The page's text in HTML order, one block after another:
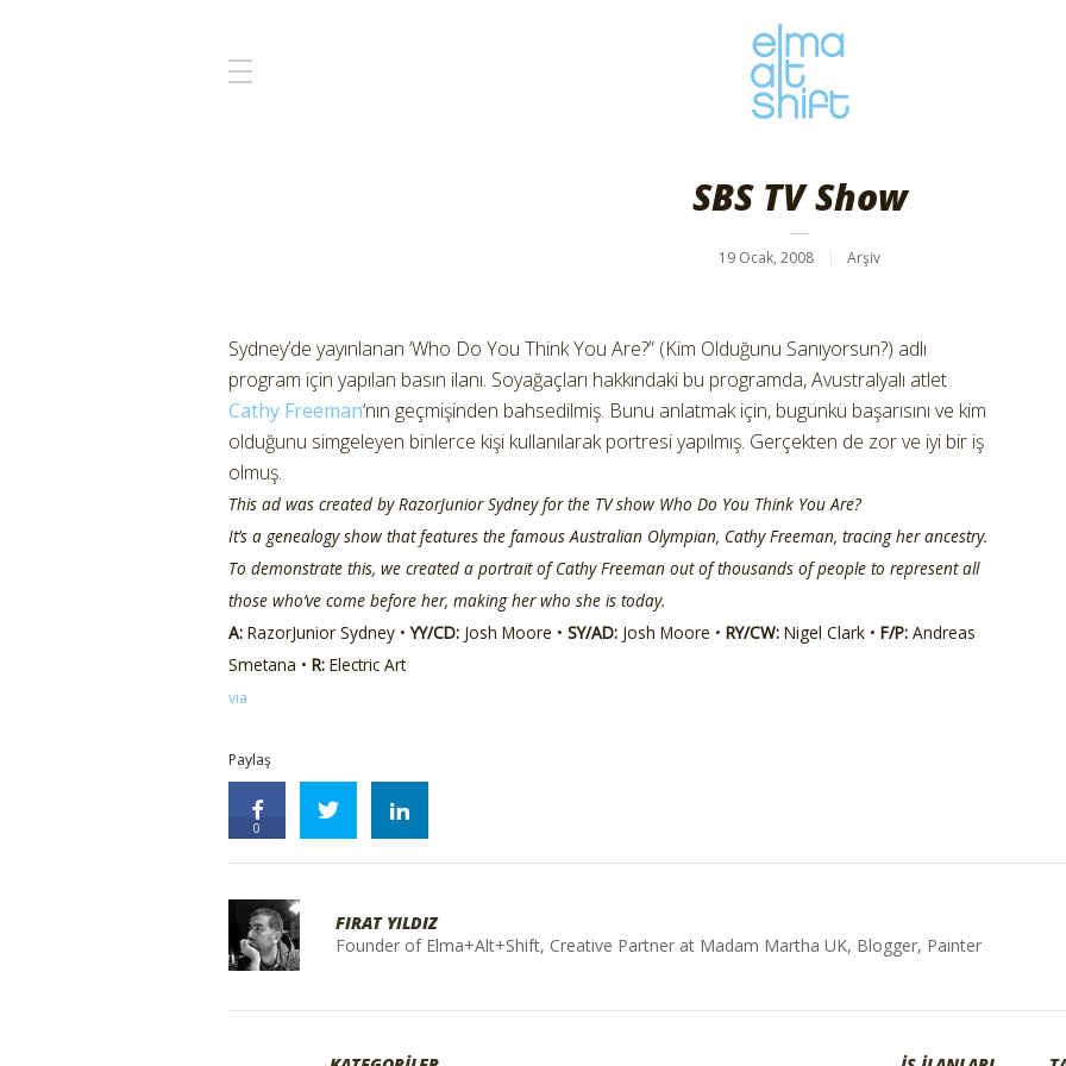
SBS TV Show
19 Ocak, 2008 Arşiv
Sydney’de yayınlanan ‘Who Do You Think You Are?” (Kim Olduğunu Sanıyorsun?) adlı
program için yapılan basın ilanı. Soyağaçları hakkındaki bu programda, Avustralyalı atlet
Cathy Freeman‘nın geçmişinden bahsedilmiş. Bunu anlatmak için, bugünkü başarısını ve kim
olduğunu simgeleyen binlerce kişi kullanılarak portresi yapılmış. Gerçekten de zor ve iyi bir iş
olmuş.
This ad was created by RazorJunior Sydney for the TV show Who Do You Think You Are?
It’s a genealogy show that features the famous Australian Olympian, Cathy Freeman, tracing her ancestry.
To demonstrate this, we created a portrait of Cathy Freeman out of thousands of people to represent all
those who’ve come before her, making her who she is today.
A: RazorJunior Sydney •YY/CD: Josh Moore • SY/AD: Josh Moore • RY/CW: Nigel Clark • F/P: Andreas
Smetana • R: Electric Art
via
Paylaş
0
FIRAT YILDIZ
Founder of Elma+Alt+Shift, Creative Partner at Madam Martha UK, Blogger, Painter